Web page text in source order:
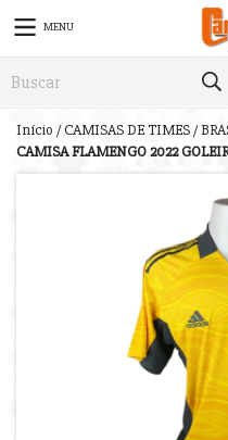
MENU
Início /CAMISAS DE TIMES/
CAMISA FLAMENGO 2022